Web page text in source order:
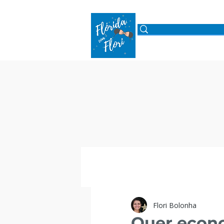
Flori Bolonha